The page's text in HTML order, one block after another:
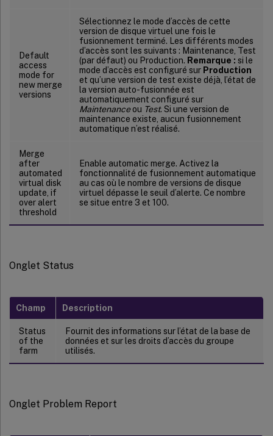
Default
access
mode for
new merge
versions
Sélectionnez le mode d’accès de cette
version de disque virtuel une fois le
fusionnement terminé. Les différents modes
d’accès sont les suivants : Maintenance, Test
(par défaut) ou Production. Remarque : si le
mode d’accès est configuré sur Production
et qu’une version de test existe déjà, l’état de
la version auto-fusionnée est
automatiquement configuré sur
Maintenanceou Test. Si une version de
maintenance existe, aucun fusionnement
automatique n’est réalisé.
Merge
after
automated
virtual disk
update, if
over alert
threshold
Enable automatic merge. Activez la
fonctionnalité de fusionnement automatique
au cas où le nombre de versions de disque
virtuel dépasse le seuil d’alerte. Ce nombre
se situe entre 3 et 100.
Onglet Status
Champ Description
Status
of the
farm
Fournit des informations sur l’état de la base de
données et sur les droits d’accès du groupe
utilisés.
Onglet Problem Report